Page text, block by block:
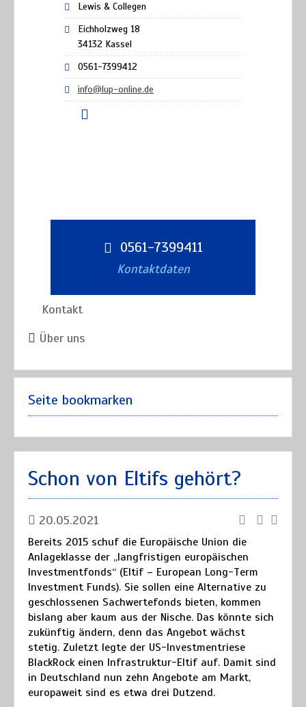
Lewis & Collegen
Eichholzweg 18
34132 Kassel
0561-7399412
info@lup-online.de
0561-7399411
Kontaktdaten
Kontakt
Über uns
Seite bookmarken
Schon von Eltifs gehört?
20.05.2021
Bereits 2015 schuf die Europäische Union die
Anlageklasse der „langfristigen europäischen
Investmentfonds“ (Eltif – European Long-Term
Investment Funds). Sie sollen eine Alternative zu
geschlossenen Sachwertefonds bieten, kommen
bislang aber kaum aus der Nische. Das könnte sich
zukünftig ändern, denn das Angebot wächst
stetig. Zuletzt legte der US-Investmentriese
BlackRock einen Infrastruktur-Eltif auf. Damit sind
in Deutschland nun zehn Angebote am Markt,
europaweit sind es etwa drei Dutzend.